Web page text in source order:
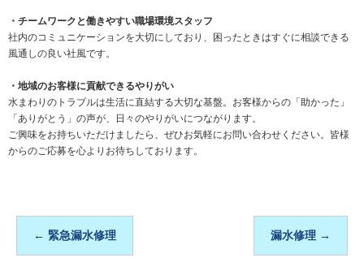
・チームワークと働きやすい職場環境スタッフ
社内のコミュニケーションを大切にしており、困ったときはすぐに相談できる
風通しの良い社風です。
・地域のお客様に貢献できるやりがい
水まわりのトラブルは生活に直結する大切な基盤。お客様からの「助かった」
「ありがとう」の声が、日々のやりがいにつながります。
ご興味をお持ちいただけましたら、ぜひお気軽にお問い合わせください。皆様
からのご応募を心よりお待ちしております。
← 緊急漏水修理 漏水修理 →